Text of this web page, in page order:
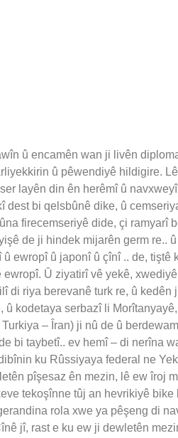
û encamên wan ji livên
û pêwendiyê hildigire.
layên din ên herêmî û navxweyî
bi qelsbûnê dike, û
firecemseriyê dide, çi ramyarî
de ji hindek mijarên germ re..
ewropî û japonî û çînî .. de,
ewropî. Û ziyatirî vê yekê,
di riya berevanê turk re, û
û kodetaya serbazî li
– Îran) ji nû de û
bi taybetî.. ev hemî – di nerîna
ku Rûssiyaya federal ne
pîşesaz ên mezin, lê ew îroj
tekoşînne tûj an hevrikiyê
rola xwe ya pêşeng di
jî, rast e ku ew ji dewletên